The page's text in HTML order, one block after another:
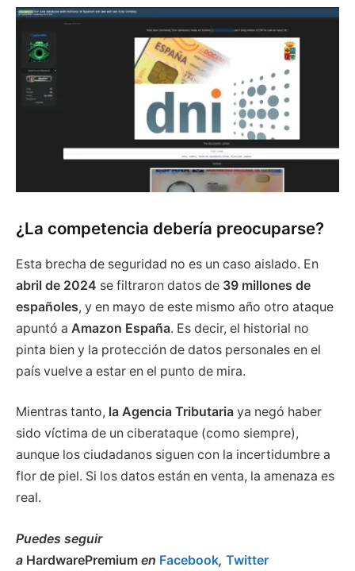
¿La competencia debería preocuparse?
Esta brecha de seguridad no es un caso aislado. En
abril de 2024 se filtraron datos de 39 millones de
españoles, y en mayo de este mismo año otro ataque
apuntó a Amazon España. Es decir, el historial no
pinta bien y la protección de datos personales en el
país vuelve a estar en el punto de mira.
Mientras tanto, la Agencia Tributaria ya negó haber
sido víctima de un ciberataque (como siempre),
aunque los ciudadanos siguen con la incertidumbre a
flor de piel. Si los datos están en venta, la amenaza es
real.
Puedes seguir
a HardwarePremium en Facebook, Twitter